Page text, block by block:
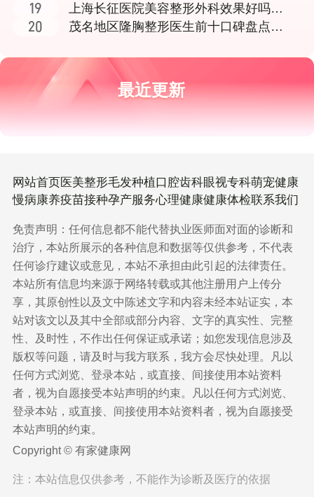
医生项目详情介绍
上海长征医院美容整形外科效果好吗？
真实经历分享看这
茂名地区隆胸整形医生前十口碑盘点与
最近更新
网站首页医美整形毛发种植口腔齿科眼视专科萌宠健康
慢病康养疫苗接种孕产服务心理健康健康体检联系我们
免责声明：任何信息都不能代替执业医师面对面的诊断和
治疗，本站所展示的各种信息和数据等仅供参考，不代表
任何诊疗建议或意见，本站不承担由此引起的法律责任。
本站所有信息均来源于网络转载或其他注册用户上传分
享，其原创性以及文中陈述文字和内容未经本站证实，本
站对该文以及其中全部或部分内容、文字的真实性、完整
性、及时性，不作出任何保证或承诺；如您发现信息涉及
版权等问题，请及时与我方联系，我方会尽快处理。凡以
任何方式浏览、登录本站，或直接、间接使用本站资料
者，视为自愿接受本站声明的约束。凡以任何方式浏览、
登录本站，或直接、间接使用本站资料者，视为自愿接受
本站声明的约束。
Copyright © 有家健康网
注：本站信息仅供参考，不能作为诊断及医疗的依据